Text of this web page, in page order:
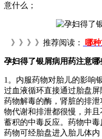
意什么；
》》》》推荐阅读： 哪
孕妇得了银屑病用药注意哪
1。内服药物对胎儿的影响
过血液循环直接通过胎盘
药物解毒的酶，肾脏的排
物代谢和排泄都很慢，并
蓄积的中毒反应。药物中
药物可经胎盘进入胎儿体